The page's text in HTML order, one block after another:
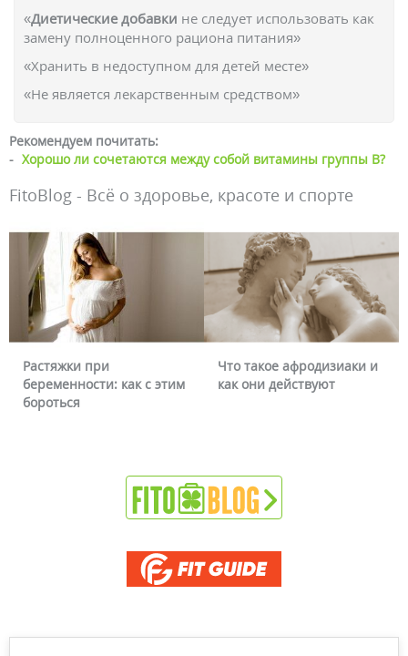
«Диетические добавки не следует использовать как
замену полноценного рациона питания»
«Хранить в недоступном для детей месте»
«Не является лекарственным средством»
Рекомендуем почитать:
- Хорошо ли сочетаются между собой витамины группы В?
FitoBlog - Всё о здоровье, красоте и спорте
как с этим
Что такое афродизиаки и
как они действуют
Почему
можно ли это